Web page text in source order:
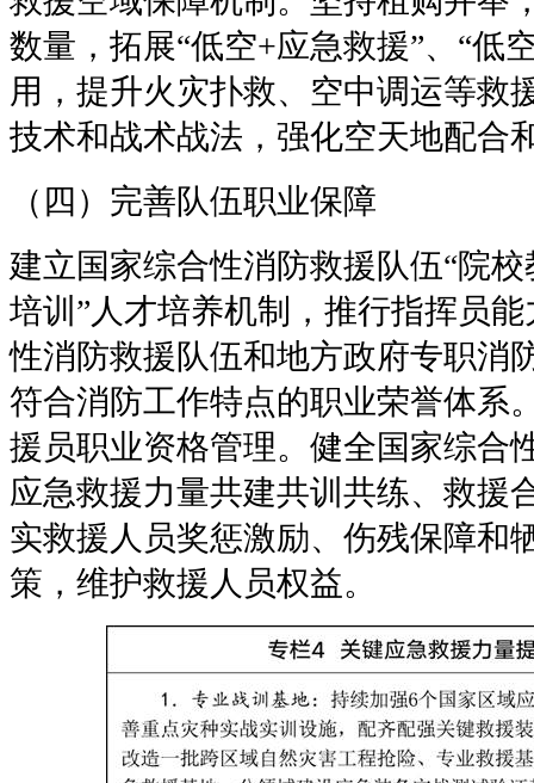
数量，拓展“低空+应急救援”、“低
用，提升火灾扑救、空中调运等救
技术和战术战法，强化空天地配合
（四）完善队伍职业保障
建立国家综合性消防救援队伍“院
培训”人才培养机制，推行指挥员
性消防救援队伍和地方政府专职消
符合消防工作特点的职业荣誉体系
援员职业资格管理。健全国家综合
应急救援力量共建共训共练、救援
实救援人员奖惩激励、伤残保障和
策，维护救援人员权益。